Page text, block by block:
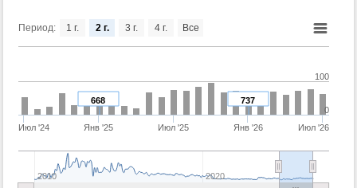
Период:
737
668
Июл '24 Янв '25 Июл '25 Янв '26 Июл '26
2010 2020
0
100
1 г. 2 г. 3 г. 4 г. Все